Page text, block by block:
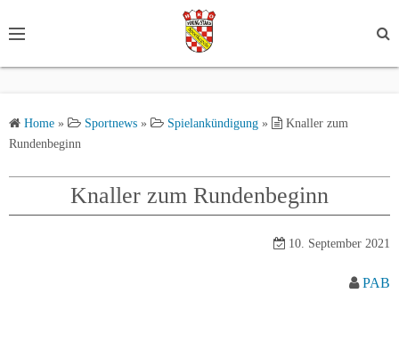
Home » Sportnews » Spielankündigung »
Knaller zum
Rundenbeginn
Knaller zum Rundenbeginn
10. September 2021
PAB